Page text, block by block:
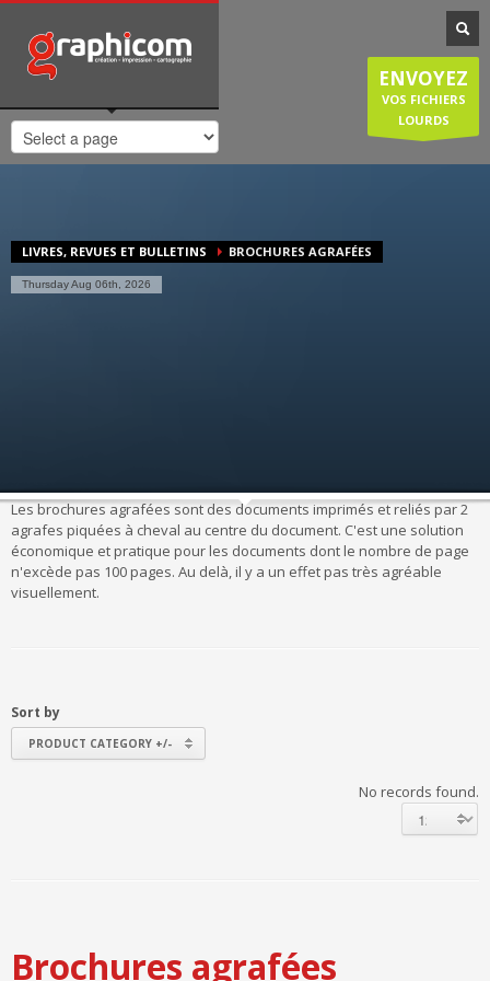
NOTRE SPÉCIALISATION
Notre entreprise familiale est spécialisée dans la cartographie, les
plans de ville, mais est également compétente en infographie, en
création graphique, en impression grâce à nos presses numériques
de haute qualité. Nous réalisons également des sites internet et
couvrons donc une large demande des entreprises et particuliers.
Vendredi: 8:30-12:30/14:00-18:00
Samedi/Dimanche: Fermé.
ENVOYEZ
VOS FICHIERS
LOURDS
LIVRES, REVUES ET BULLETINS BROCHURES AGRAFÉES
Thursday Aug 06th, 2026
Les brochures agrafées sont des documents imprimés et reliés par 2
agrafes piquées à cheval au centre du document. C'est une solution
économique et pratique pour les documents dont le nombre de page
n'excède pas 100 pages. Au delà, il y a un effet pas très agréable
visuellement.
Sort by
PRODUCT CATEGORY +/-
No records found.
Brochures agrafées